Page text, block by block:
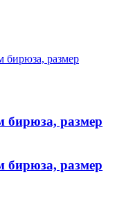
бирюза, размер
бирюза, размер